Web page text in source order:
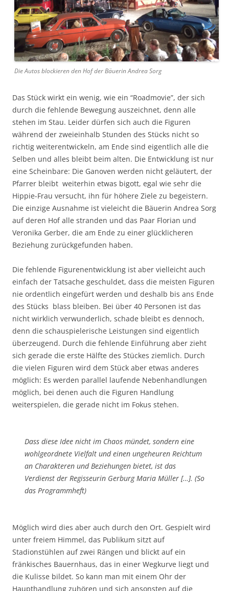
Die Autos blockieren den Hof der Bäuerin Andrea Sorg
Das Stück wirkt ein wenig, wie ein “Roadmovie”, der sich
durch die fehlende Bewegung auszeichnet, denn alle
stehen im Stau. Leider dürfen sich auch die Figuren
während der zweieinhalb Stunden des Stücks nicht so
richtig weiterentwickeln, am Ende sind eigentlich alle die
Selben und alles bleibt beim alten. Die Entwicklung ist nur
eine Scheinbare: Die Ganoven werden nicht geläutert, der
Pfarrer bleibt weiterhin etwas bigott, egal wie sehr die
Hippie-Frau versucht, ihn für höhere Ziele zu begeistern.
Die einzige Ausnahme ist vieleicht die Bäuerin Andrea Sorg
auf deren Hof alle stranden und das Paar Florian und
Veronika Gerber, die am Ende zu einer glücklicheren
Beziehung zurückgefunden haben.
Die fehlende Figurenentwicklung ist aber vielleicht auch
einfach der Tatsache geschuldet, dass die meisten Figuren
nie ordentlich eingefürt werden und deshalb bis ans Ende
des Stücks blass bleiben. Bei über 40 Personen ist das
nicht wirklich verwunderlich, schade bleibt es dennoch,
denn die schauspielerische Leistungen sind eigentlich
überzeugend. Durch die fehlende Einführung aber zieht
sich gerade die erste Hälfte des Stückes ziemlich. Durch
die vielen Figuren wird dem Stück aber etwas anderes
möglich: Es werden parallel laufende Nebenhandlungen
möglich, bei denen auch die Figuren Handlung
weiterspielen, die gerade nicht im Fokus stehen.
Dass diese Idee nicht im Chaos mündet, sondern eine
wohlgeordnete Vielfalt und einen ungeheuren Reichtum
an Charakteren und Beziehungen bietet, ist das
Verdienst der Regisseurin Gerburg Maria Müller […]. (So
das Programmheft)
Möglich wird dies aber auch durch den Ort. Gespielt wird
unter freiem Himmel, das Publikum sitzt auf
Stadionstühlen auf zwei Rängen und blickt auf ein
fränkisches Bauernhaus, das in einer Wegkurve liegt und
die Kulisse bildet. So kann man mit einem Ohr der
Haupthandlung zuhören und sich ansonsten auf die